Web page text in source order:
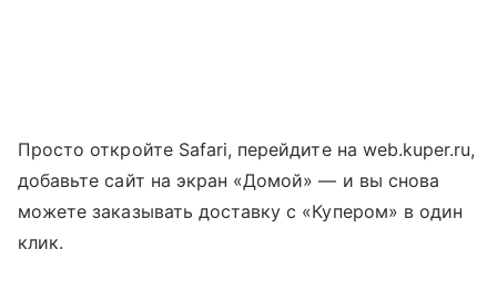
Просто откройте Safari, перейдите на web.kuper.ru,
добавьте сайт на экран «Домой» — и вы снова
можете заказывать доставку с «Купером» в один
клик.